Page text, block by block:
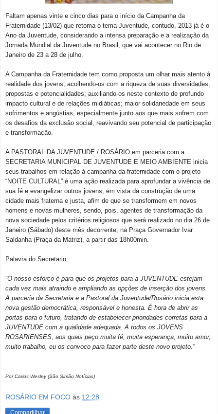
Faltam apenas vinte e cinco dias para o início da Campanha da
Fraternidade (13/02) que retoma o tema Juventude, contudo, 2013 já é o
Ano da Juventude, considerando a intensa preparação e a realização da
Jornada Mundial da Juventude no Brasil, que vai acontecer no Rio de
Janeiro de 23 a 28 de julho.
A Campanha da Fraternidade tem como proposta um olhar mais atento à
realidade dos jovens, acolhendo-os com a riqueza de suas diversidades,
propostas e potencialidades; auxiliando-os neste contexto de profundo
impacto cultural e de relações midiáticas; maior solidariedade em seus
sofrimentos e angústias, especialmente junto aos que mais sofrem com
os desafios da exclusão social, reavivando seu potencial de participação
e transformação.
A PASTORAL DA JUVENTUDE / ROSÁRIO em parceria com a
SECRETARIA MUNICIPAL DE JUVENTUDE E MEIO AMBIENTE inicia
seus trabalhos em relação à campanha da fraternidade com o projeto
“NOITE CULTURAL” é uma ação realizada para aprofundar a vivência de
sua fé e evangelizar outros jovens, em vista da construção de uma
cidade mais fraterna e justa, afim de que se transformem em novos
homens e novas mulheres, sendo, pois, agentes de transformação da
nova sociedade pelos critérios religiosos que será realizado no dia 26 de
Janeiro (Sábado) deste mês decorrente, na Praça Governador Ivar
Saldanha (Praça da Matriz), a partir das 18h00min.
Palavra do Secretario:
“O nosso esforço é para que os projetos para a JUVENTUDE estejam
cada vez mais atraindo e ampliando as opções de inserção dos jovens.
A parceria da Secretaria e a Pastoral da Juventude/Rosário inicia esta
nova gestão democrática, responsável e honesta. É hora de abrir as
portas para o futuro, tratando de estabelecer prioridades corretas para a
JUVENTUDE com a qualidade adequada. A todos os JOVENS
ROSARIENSES, aos quais peço muita fé, muita esperança, muito amor,
muito trabalho, eu os convoco para fazer parte deste novo projeto.”
Por Carlos Wesley (São Simão Notícias)
ROSÁRIO EM FOCO às 12:28
Compartilhar